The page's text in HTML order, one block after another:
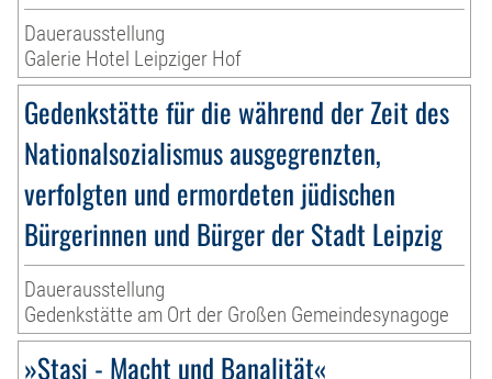
Dauerausstellung
Galerie Hotel Leipziger Hof
Gedenkstätte für die während der Zeit des
Nationalsozialismus ausgegrenzten,
verfolgten und ermordeten jüdischen
Bürgerinnen und Bürger der Stadt Leipzig
Dauerausstellung
Gedenkstätte am Ort der Großen Gemeindesynagoge
»Stasi - Macht und Banalität«